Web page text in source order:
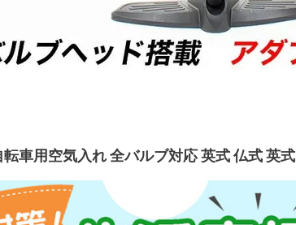
車用空気入れ 全バルブ対応 英式 仏式 英式